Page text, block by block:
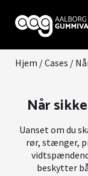
Hjem /Cases /
Når
Uanset om du
rør, stænger,
beskytter